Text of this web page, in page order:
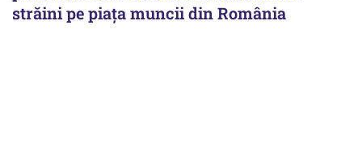
străini pe piața muncii din România